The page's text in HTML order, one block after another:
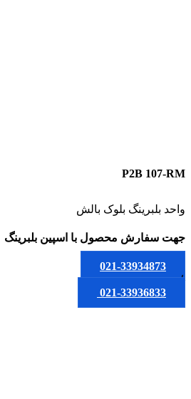
P2B 107-RM
واحد بلبرینگ بلوک بالش
جهت سفارش محصول با اسپین بلبرینگ
021-33934873
یا
021-33936833